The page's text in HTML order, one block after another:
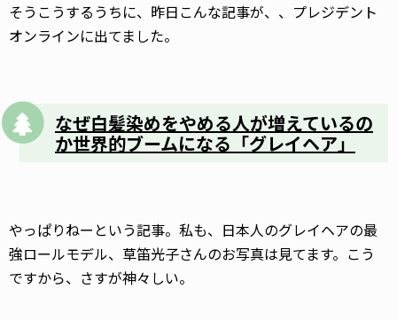
そうこうするうちに、昨日こんな記事が、、プレジデント
オンラインに出てました。
なぜ白髪染めをやめる人が増えているの
か世界的ブームになる「グレイヘア」
やっぱりねーという記事。私も、日本人のグレイヘアの最
強ロールモデル、草笛光子さんのお写真は見てます。こう
ですから、さすが神々しい。